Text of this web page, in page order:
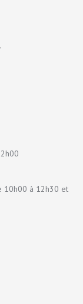
10h00 à 12h30 et